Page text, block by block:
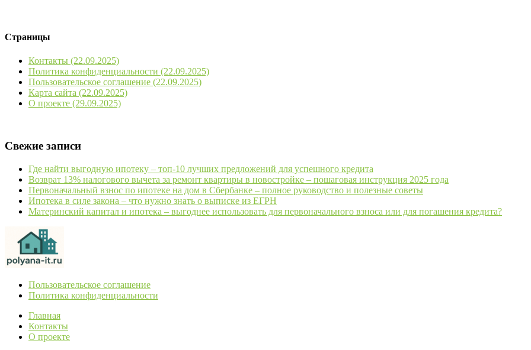
Страницы
Контакты (22.09.2025)
Политика конфиденциальности (22.09.2025)
Пользовательское соглашение (22.09.2025)
Карта сайта (22.09.2025)
О проекте (29.09.2025)
Свежие записи
Где найти выгодную ипотеку – топ-10 лучших предложений для успешного кредита
Возврат 13% налогового вычета за ремонт квартиры в новостройке – пошаговая инструкция 2025 года
Первоначальный взнос по ипотеке на дом в Сбербанке – полное руководство и полезные советы
Ипотека в силе закона – что нужно знать о выписке из ЕГРН
Материнский капитал и ипотека – выгоднее использовать для первоначального взноса или для погашения кредита?
Пользовательское соглашение
Политика конфиденциальности
Главная
Контакты
О проекте